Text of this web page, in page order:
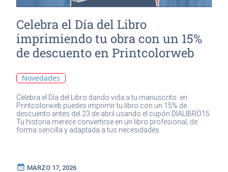
Celebra el Día del Libro
imprimiendo tu obra con un 15%
de descuento en Printcolorweb
Novedades
Celebra el Día del Libro dando vida a tu manuscrito: en
Printcolorweb puedes imprimir tu libro con un 15% de
descuento antes del 23 de abril usando el cupón DIALIBRO15.
Tu historia merece convertirse en un libro profesional, de
forma sencilla y adaptada a tus necesidades.
calendar_month MARZO 17, 2026